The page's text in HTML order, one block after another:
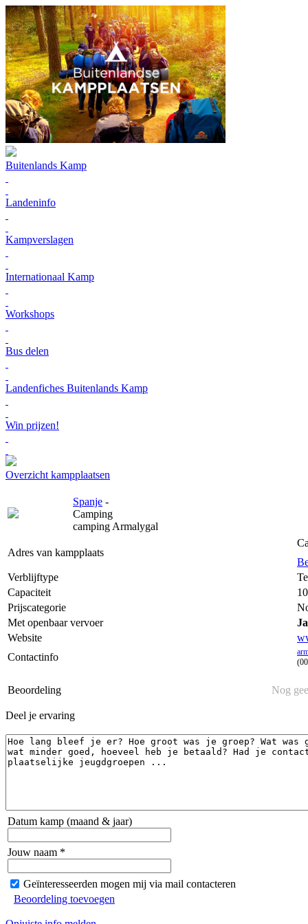
Buitenlands Kamp
Landeninfo
Kampverslagen
Internationaal Kamp
Workshops
Bus delen
Landenfiches Buitenlands Kamp
Win prijzen!
Overzicht kampplaatsen
Spanje -
Camping
camping Armalygal
Adres van kampplaats
Verblijftype
Capaciteit
Prijscategorie
Met openbaar vervoer
Ja
Website
Contactinfo
Beoordeling Nog
Deel je ervaring
Datum kamp (maand & jaar)
Jouw naam *
Geïnteresseerden mogen mij via mail contacteren
Beoordeling toevoegen